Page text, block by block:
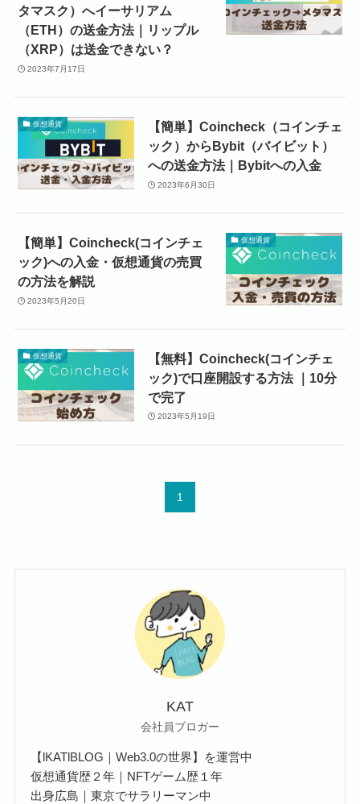
タマスク）へイーサリアム
（ETH）の送金方法｜リップル
（XRP）は送金できない？
2023年7月17日
仮想通貨
【簡単】Coincheck（コインチェ
ック）からBybit（バイビット）
への送金方法｜Bybitへの入金
2023年6月30日
仮想通貨
【簡単】Coincheck(コインチェ
ック)への入金・仮想通貨の売買
の方法を解説
2023年5月20日
仮想通貨
【無料】Coincheck(コインチェ
ック)で口座開設する方法 ｜10分
で完了
2023年5月19日
1
KAT
会社員ブロガー
【lKATlBLOG｜Web3.0の世界】を運営中
仮想通貨歴２年｜NFTゲーム歴１年
出身広島｜東京でサラリーマン中